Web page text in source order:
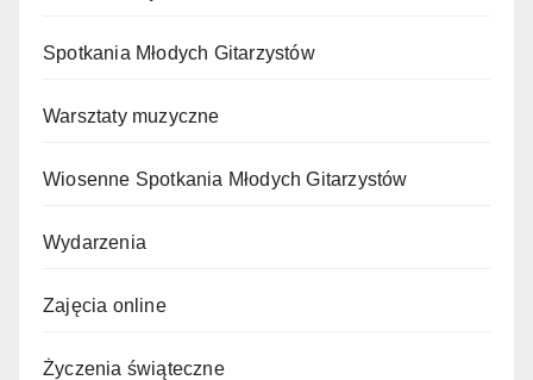
Spotkania Młodych Gitarzystów
Warsztaty muzyczne
Wiosenne Spotkania Młodych Gitarzystów
Wydarzenia
Zajęcia online
Życzenia świąteczne